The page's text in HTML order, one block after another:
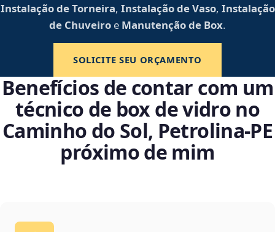
Instalação de Torneira, Instalação de Vaso, Instalação
de Chuveiro e Manutenção de Box.
SOLICITE SEU ORÇAMENTO
Benefícios de contar com um
técnico de box de vidro no
Caminho do Sol, Petrolina‑PE
próximo de mim